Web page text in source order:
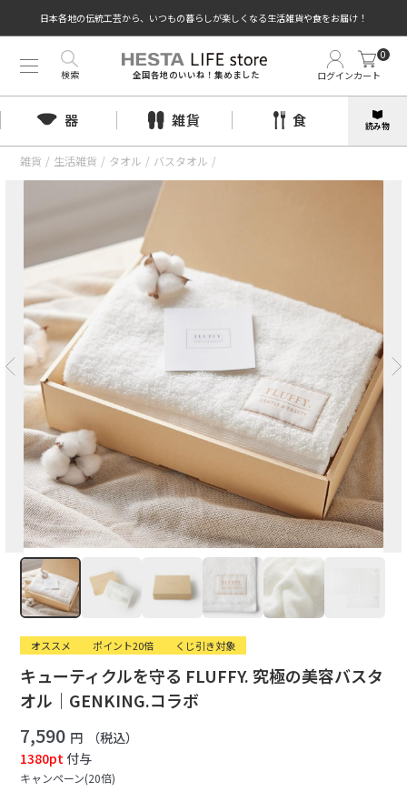
日本各地の伝統工芸から、いつもの暮らしが楽しくなる生活雑貨や食をお届け！
全国各地のいいね！集めました ログインカート
0
検索
器 雑貨 食 読み物
雑貨 / 生活雑貨 / タオル / バスタオル /
オススメ ポイント20倍 くじ引き対象
キューティクルを守る FLUFFY. 究極の美容バスタ
オル｜GENKING.コラボ
7,590 円
（税込）
1380pt 付与
キャンペーン(20倍)